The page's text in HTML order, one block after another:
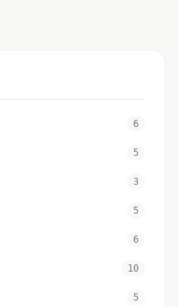
6
5
3
5
6
10
5